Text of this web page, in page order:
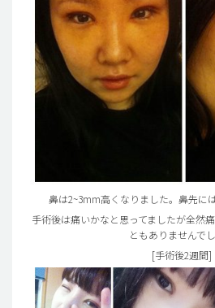
鼻は2~3mm高くなりました。鼻先に
手術後は痛いかなと思ってましたが全然
ともありませんでし
[手術後2週間]